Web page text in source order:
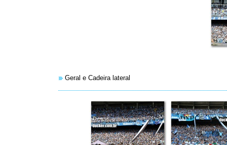
Geral e Cadeira lateral